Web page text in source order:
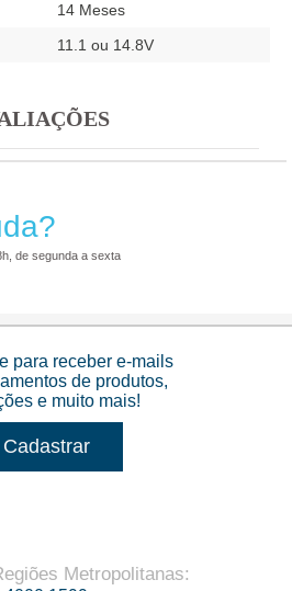
14 Meses
11.1 ou 14.8V
de segunda a sexta
para receber e-mails
de produtos,
e muito mais!
Cadastrar
Metropolitanas: